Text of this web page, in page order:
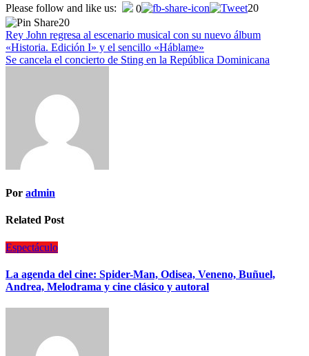
Please follow and like us: 0
20
20
Navegación
de
entradas
Rey John regresa al escenario musical con su nuevo álbum
«Historia. Edición I» y el sencillo «Háblame»
Se cancela el concierto de Sting en la República Dominicana
Por admin
Related Post
Espectáculo
La agenda del cine: Spider-Man, Odisea, Veneno, Buñuel,
Andrea, Melodrama y cine clásico y autoral